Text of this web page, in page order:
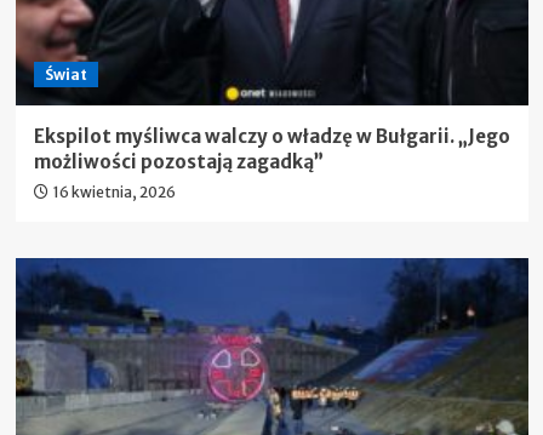
Świat
Ekspilot myśliwca walczy o władzę w Bułgarii. „Jego
możliwości pozostają zagadką”
16 kwietnia, 2026